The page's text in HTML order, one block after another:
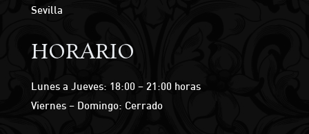
Sevilla
HORARIO
Lunes a Jueves: 18:00 – 21:00 horas
Viernes – Domingo: Cerrado